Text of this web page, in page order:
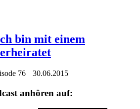
bin mit einem
76 30.06.2015
anhören auf: